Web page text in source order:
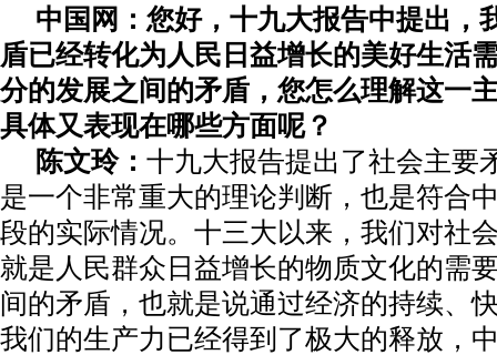
中国网：您好，十九大报告中提出，
盾已经转化为人民日益增长的美好生活
分的发展之间的矛盾，您怎么理解这一
具体又表现在哪些方面呢？
陈文玲： 十九大报告提出了社会主要
是一个非常重大的理论判断，也是符合
段的实际情况。十三大以来，我们对社
就是人民群众日益增长的物质文化的需
间的矛盾，也就是说通过经济的持续、
我们的生产力已经得到了极大的释放，